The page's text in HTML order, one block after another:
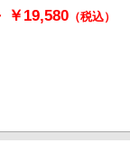
￥19,580（税込）